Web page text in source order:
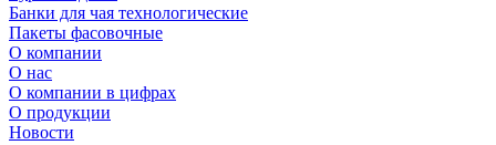
Банки для чая технологические
Пакеты фасовочные
О компании
О нас
О компании в цифрах
О продукции
Новости